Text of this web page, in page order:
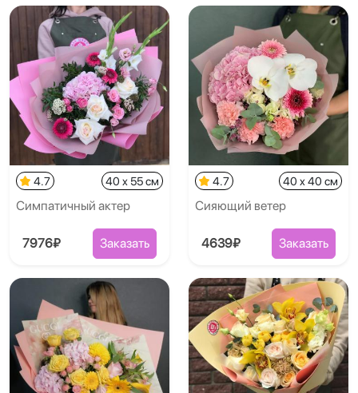
4.7 40 x 55 см
Симпатичный актер
7976₽ Заказать
4.7 40 x 40 см
Сияющий ветер
4639₽ Заказать